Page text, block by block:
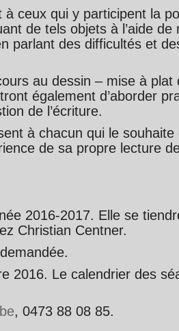
ceux qui y participent la
de tels objets à l’aide
parlant des difficultés et
au dessin – mise à
également d’aborder
de l’écriture.
à chacun qui le souhaite
de sa propre lecture
2016-2017. Elle se
Christian Centner.
2016. Le calendrier des
, 0473 88 08 85.